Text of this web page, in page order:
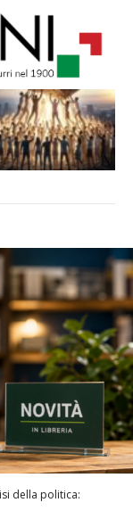
della politica: